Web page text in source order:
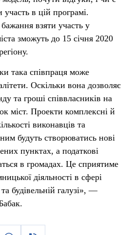
в цій програмі.
взяти участь у
зможуть до 15 січня 2020
така співпраця може
Оскільки вона дозволяє
та гроші співвласників на
міст. Проекти комплексні й
виконавців та
будуть створюватись нові
пунктах, а податкові
в громадах. Це сприятиме
діяльності в сфері
будівельній галузі», —